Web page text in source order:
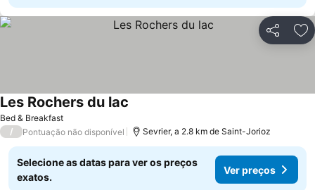
Partilhar
Bed & Breakfast
Les Rochers du lac
/ Pontuação não disponível Sevrier, a 2.8 km de Saint-Jorioz
Selecione as datas para ver os preços
exatos.
Ver preços